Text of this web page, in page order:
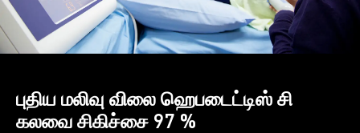
புதிய மலிவு விலை ஹெபடைட்டிஸ் சி
கலவை சிகிச்சை 97 %